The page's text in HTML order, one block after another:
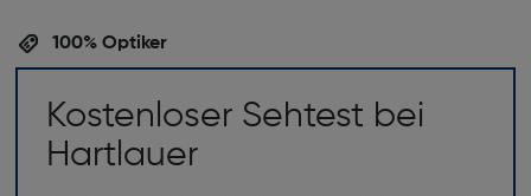
100% Optiker
Kostenloser Sehtest bei
Hartlauer